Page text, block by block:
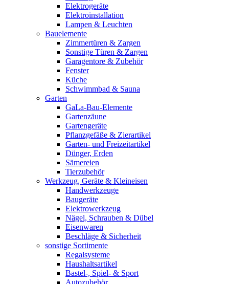
Elektrogeräte
Elektroinstallation
Lampen & Leuchten
Bauelemente
Zimmertüren & Zargen
Sonstige Türen & Zargen
Garagentore & Zubehör
Fenster
Küche
Schwimmbad & Sauna
Garten
GaLa-Bau-Elemente
Gartenzäune
Gartengeräte
Pflanzgefäße & Zierartikel
Garten- und Freizeitartikel
Dünger, Erden
Sämereien
Tierzubehör
Werkzeug, Geräte & Kleineisen
Handwerkzeuge
Baugeräte
Elektrowerkzeug
Nägel, Schrauben & Dübel
Eisenwaren
Beschläge & Sicherheit
sonstige Sortimente
Regalsysteme
Haushaltsartikel
Bastel-, Spiel- & Sport
Autozubehör